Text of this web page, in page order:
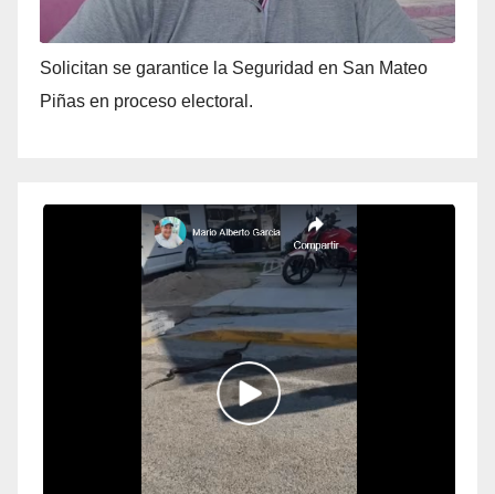
Solicitan se garantice la Seguridad en San Mateo
Piñas en proceso electoral.